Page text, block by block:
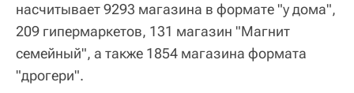
насчитывает 9293 магазина в формате "у дома",
209 гипермаркетов, 131 магазин "Магнит
семейный", а также 1854 магазина формата
"дрогери".